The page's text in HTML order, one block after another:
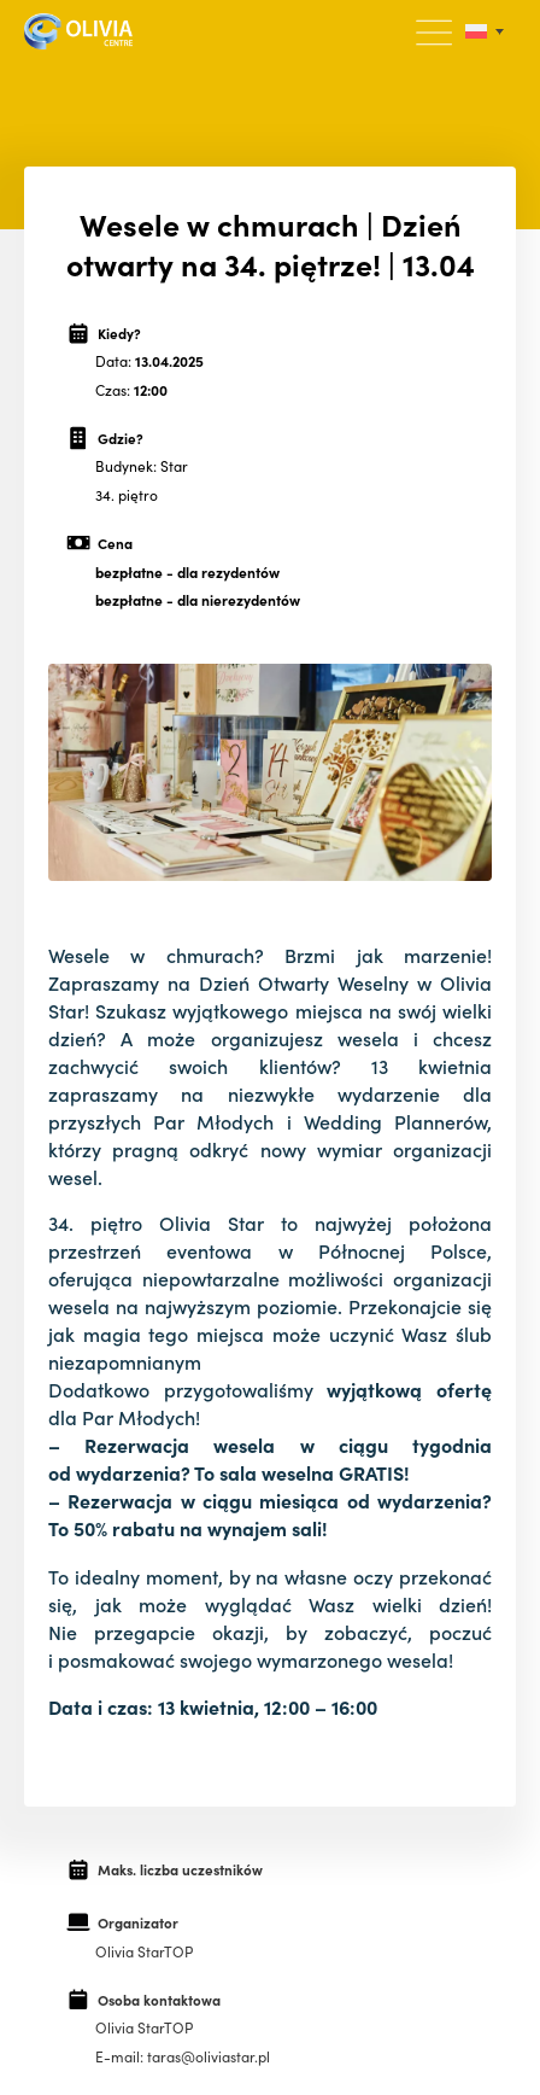
Wesele w chmurach | Dzień
otwarty na 34. piętrze! | 13.04
Kiedy?
Data:13.04.2025
Czas:12:00
Gdzie?
Budynek: Star
34. piętro
Cena
bezpłatne- dla rezydentów
bezpłatne- dla nierezydentów
Wesele w chmurach? Brzmi jak marzenie!
Zapraszamy na Dzień Otwarty Weselny w Olivia
Star! Szukasz wyjątkowego miejsca na swój wielki
dzień? A może organizujesz wesela i chcesz
zachwycić swoich klientów? 13 kwietnia
zapraszamy na niezwykłe wydarzenie dla
przyszłych Par Młodych i Wedding Plannerów,
którzy pragną odkryć nowy wymiar organizacji
wesel.
34. piętro Olivia Star to najwyżej położona
przestrzeń eventowa w Północnej Polsce,
oferująca niepowtarzalne możliwości organizacji
wesela na najwyższym poziomie. Przekonajcie się
jak magia tego miejsca może uczynić Wasz ślub
niezapomnianym
Dodatkowo przygotowaliśmywyjątkową ofertę
dla Par Młodych!
– Rezerwacja wesela w ciągu tygodnia
od wydarzenia? To sala weselna GRATIS!
– Rezerwacja w ciągu miesiąca od wydarzenia?
To 50% rabatu na wynajem sali!
To idealny moment, by na własne oczy przekonać
się, jak może wyglądać Wasz wielki dzień!
Nie przegapcie okazji, by zobaczyć, poczuć
i posmakować swojego wymarzonego wesela!
Data i czas: 13 kwietnia, 12:00 – 16:00
Maks. liczba uczestników
Organizator
Olivia StarTOP
Osoba kontaktowa
Olivia StarTOP
E-mail: taras@oliviastar.pl